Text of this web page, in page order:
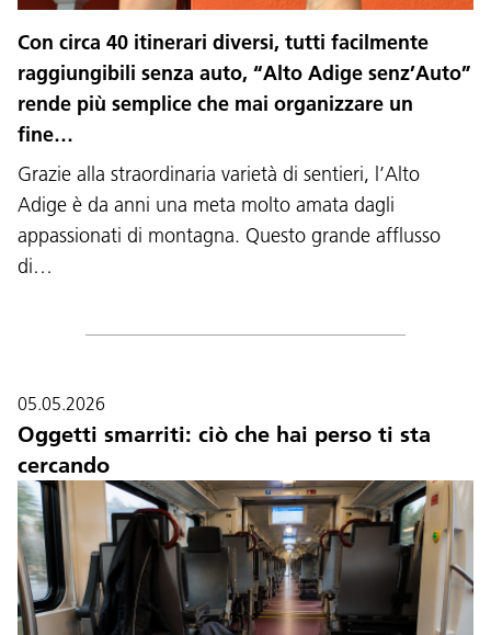
Con circa 40 itinerari diversi, tutti facilmente
raggiungibili senza auto, “Alto Adige senz’Auto”
rende più semplice che mai organizzare un
fine…
Grazie alla straordinaria varietà di sentieri, l’Alto
Adige è da anni una meta molto amata dagli
appassionati di montagna. Questo grande afflusso
di…
05.05.2026
Oggetti smarriti: ciò che hai perso ti sta
cercando